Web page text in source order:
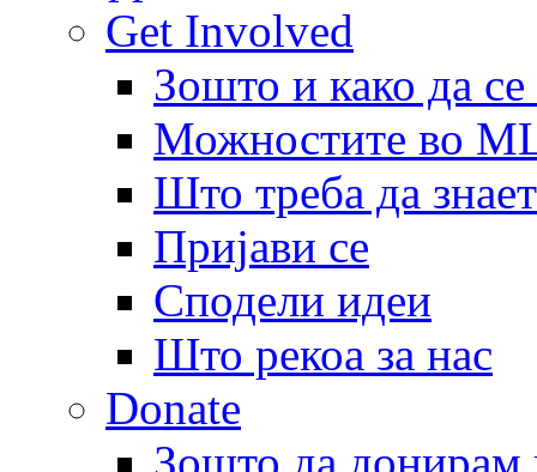
Get Involved
Зошто и како да
Можностите во
Што треба да
Пријави се
Сподели идеи
Што рекоа за нас
Donate
Зошто да